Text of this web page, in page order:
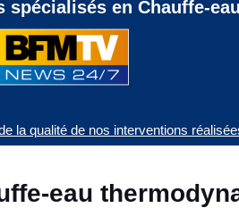
en Chauffe-
la qualité de nos interventions
eau